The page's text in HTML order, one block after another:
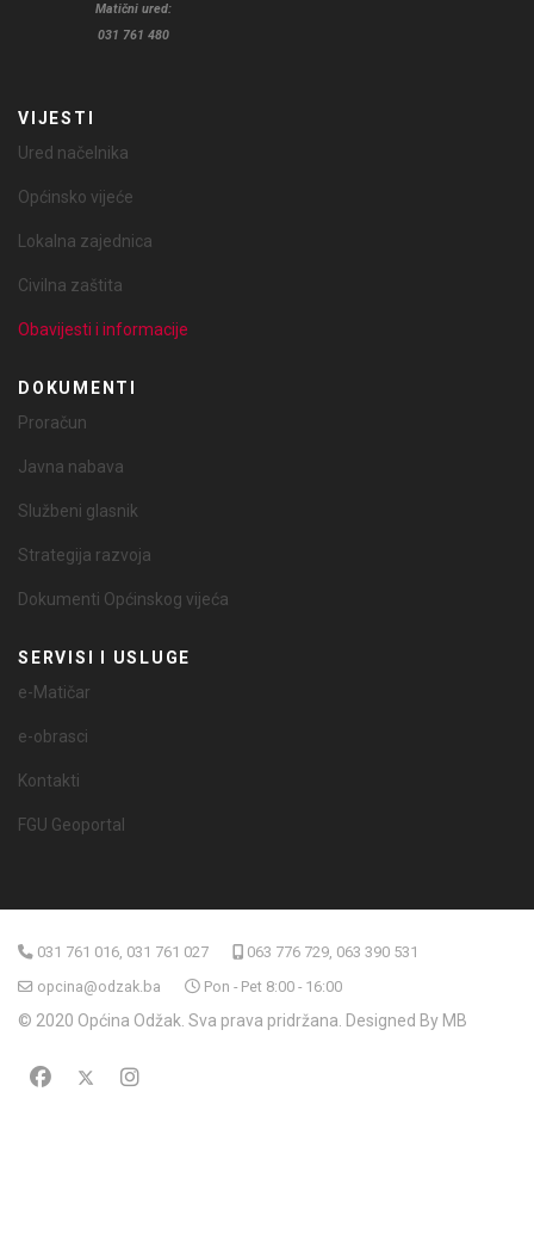
Matični ured:
031 761 480
VIJESTI
Ured načelnika
Općinsko vijeće
Lokalna zajednica
Civilna zaštita
Obavijesti i informacije
DOKUMENTI
Proračun
Javna nabava
Službeni glasnik
Strategija razvoja
Dokumenti Općinskog vijeća
SERVISI I USLUGE
e-Matičar
e-obrasci
Kontakti
FGU Geoportal
031 761 016, 031 761 027
063 776 729, 063 390 531
opcina@odzak.ba
Pon - Pet 8:00 - 16:00
© 2020 Općina Odžak. Sva prava pridržana. Designed By MB